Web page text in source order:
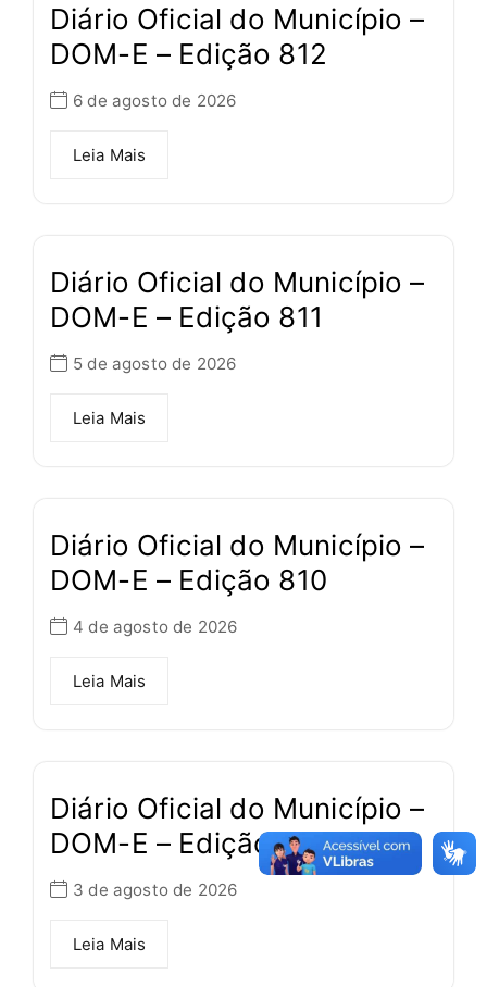
Diário Oficial do Município –
DOM-E – Edição 812
6 de agosto de 2026
Leia Mais
Diário Oficial do Município –
DOM-E – Edição 811
5 de agosto de 2026
Leia Mais
Diário Oficial do Município –
DOM-E – Edição 810
4 de agosto de 2026
Leia Mais
Diário Oficial do Município –
DOM-E – Edição 809
3 de agosto de 2026
Leia Mais